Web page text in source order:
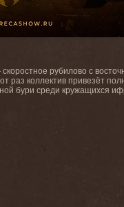
рубилово с
коллектив привезёт
бури среди кружащихся